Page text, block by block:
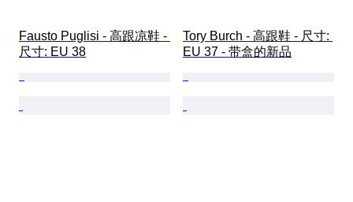
Fausto Puglisi - 高跟凉鞋 -
尺寸: EU 38
Tory Burch - 高跟鞋 - 尺寸:
EU 37 - 带盒的新品